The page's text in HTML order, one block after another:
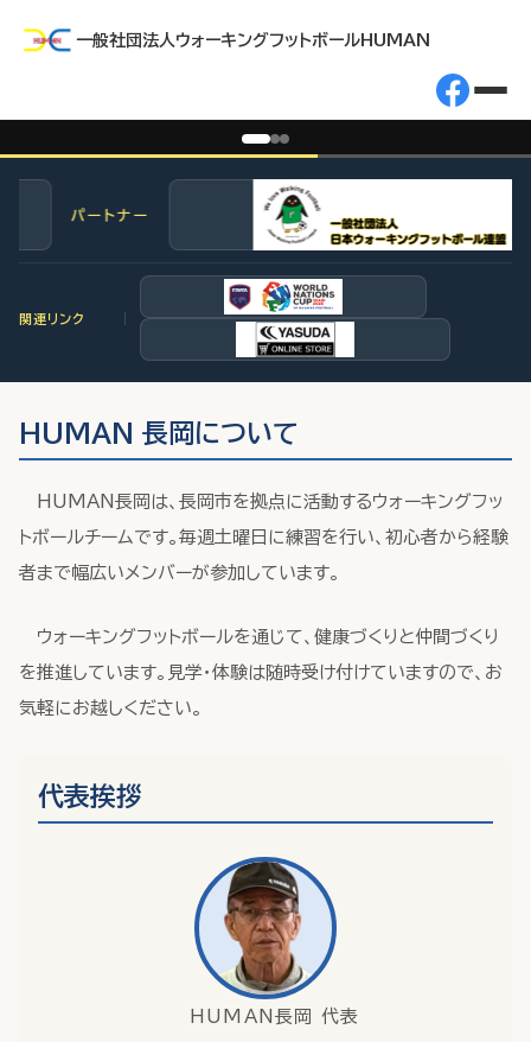
一般社団法人ウォーキングフットボールHUMAN
パートナー
関連リンク
HUMAN 長岡について
HUMAN長岡は、長岡市を拠点に活動するウォーキングフッ
トボールチームです。毎週土曜日に練習を行い、初心者から経験
者まで幅広いメンバーが参加しています。
ウォーキングフットボールを通じて、健康づくりと仲間づくり
を推進しています。見学・体験は随時受け付けていますので、お
気軽にお越しください。
代表挨拶
HUMAN長岡 代表